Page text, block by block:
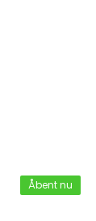
Åbent nu